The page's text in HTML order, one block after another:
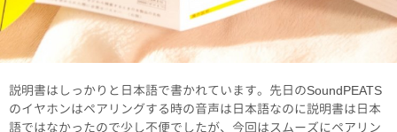
説明書はしっかりと日本語で書かれています。先日のSoundPEATS
のイヤホンはペアリングする時の音声は日本語なのに説明書は日本
語ではなかったので少し不便でしたが、今回はスムーズにペアリン